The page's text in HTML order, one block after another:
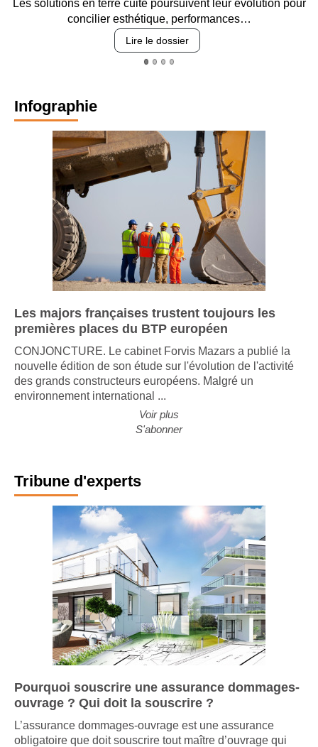
Les solutions en terre cuite poursuivent leur évolution pour
concilier esthétique, performances…
Lire le dossier
Infographie
Les majors françaises trustent toujours les
premières places du BTP européen
CONJONCTURE. Le cabinet Forvis Mazars a publié la
nouvelle édition de son étude sur l'évolution de l'activité
des grands constructeurs européens. Malgré un
environnement international ...
Voir plus
S'abonner
Tribune d'experts
Pourquoi souscrire une assurance dommages-
ouvrage ? Qui doit la souscrire ?
L’assurance dommages-ouvrage est une assurance
obligatoire que doit souscrire tout maître d’ouvrage qui